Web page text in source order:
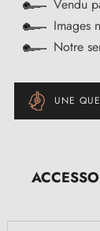
Vendu
Images
Notre
UNE